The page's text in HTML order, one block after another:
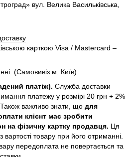
вул. Велика Васильківська,
карткою Visa / Mastercard –
(Самовивіз м. Київ)
платіж). Служба доставки
платежу у розмірі 20 грн + 2%
важливо знати, що для
клієнт має зробити
на фізичну картку продавця. Ця
вартості товару при його отриманні.
передоплата не повертається та